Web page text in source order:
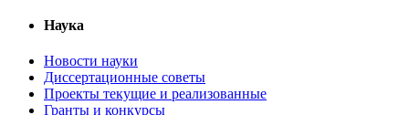
Наука
Новости науки
Диссертационные советы
Проекты текущие и реализованные
Гранты и конкурсы